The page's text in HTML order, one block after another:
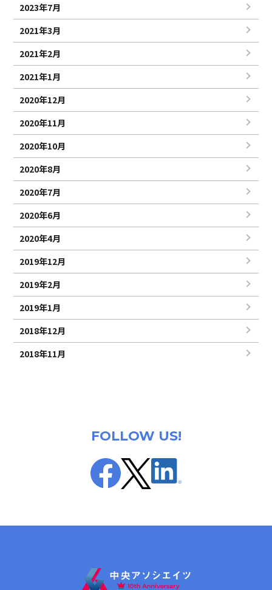
2023年7月
2021年3月
2021年2月
2021年1月
2020年12月
2020年11月
2020年10月
2020年8月
2020年7月
2020年6月
2020年4月
2019年12月
2019年2月
2019年1月
2018年12月
2018年11月
FOLLOW US!